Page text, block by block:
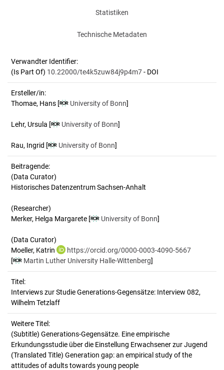
Statistiken
Technische Metadaten
Verwandter Identifier:
(Is Part Of) 10.22000/te4k5zuw84j9p4m7- DOI
Ersteller/in:
Thomae, Hans [ University of Bonn]
Lehr, Ursula [ University of Bonn]
Rau, Ingrid [ University of Bonn]
Beitragende:
(Data Curator)
Historisches Datenzentrum Sachsen-Anhalt
(Researcher)
Merker, Helga Margarete [
University of Bonn]
(Data Curator)
Moeller, Katrin
https://orcid.org/0000-0003-4090-5667
[
Martin Luther University Halle-Wittenberg]
Titel:
Interviews zur Studie Generations-Gegensätze: Interview 082,
Wilhelm Tetzlaff
Weitere Titel:
(Subtitle) Generations-Gegensätze. Eine empirische
Erkundungsstudie über die Einstellung Erwachsener zur Jugend
(Translated Title) Generation gap: an empirical study of the
attitudes of adults towards young people